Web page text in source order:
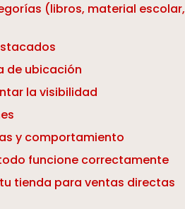
(libros, material escolar,
de ubicación
la visibilidad
y comportamiento
funcione correctamente
tienda para ventas directas